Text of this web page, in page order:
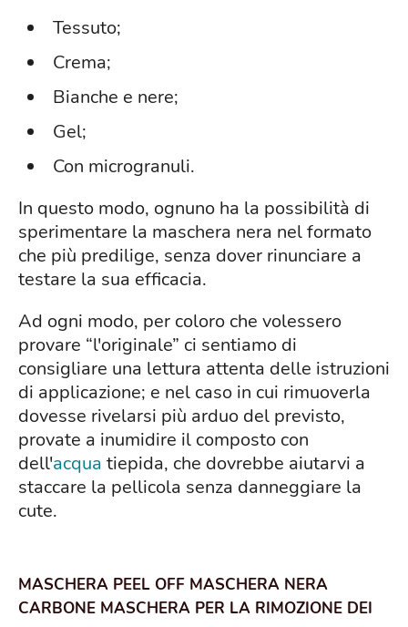
Tessuto;
Crema;
Bianche e nere;
Gel;
Con microgranuli.
In questo modo, ognuno ha la possibilità di
sperimentare la maschera nera nel formato
che più predilige, senza dover rinunciare a
testare la sua efficacia.
Ad ogni modo, per coloro che volessero
provare “l'originale” ci sentiamo di
consigliare una lettura attenta delle istruzioni
di applicazione; e nel caso in cui rimuoverla
dovesse rivelarsi più arduo del previsto,
provate a inumidire il composto con
dell'acqua tiepida, che dovrebbe aiutarvi a
staccare la pellicola senza danneggiare la
cute.
MASCHERA PEEL OFF MASCHERA NERA
CARBONE MASCHERA PER LA RIMOZIONE DEI